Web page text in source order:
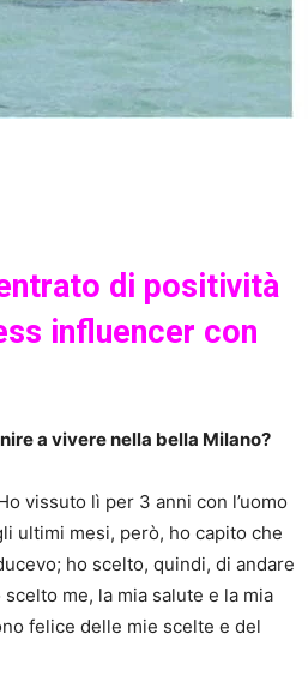
di positività
influencer con
a vivere nella bella Milano?
vissuto lì per 3 anni con l’uomo
ultimi mesi, però, ho capito che
ho scelto, quindi, di andare
me, la mia salute e la mia
felice delle mie scelte e del